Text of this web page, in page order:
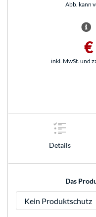
Abb. kann
inkl. MwSt. und
Details
Das